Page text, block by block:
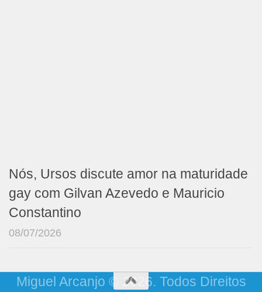
Nós, Ursos discute amor na maturidade
gay com Gilvan Azevedo e Mauricio
Constantino
08/07/2026
Miguel Arcanjo © 2026. Todos Direitos